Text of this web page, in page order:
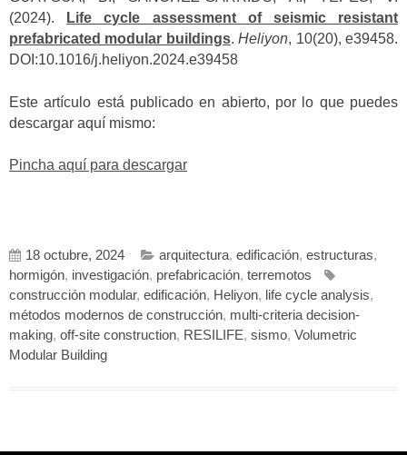
(2024).
Life cycle assessment of seismic resistant
prefabricated modular buildings.Heliyon, 10(20), e39458.
DOI:10.1016/j.heliyon.2024.e39458
Este artículo está publicado en abierto, por lo que puedes
descargar aquí mismo:
Pincha aquí para descargar
18 octubre, 2024 arquitectura, edificación, estructuras,
hormigón, investigación, prefabricación, terremotos
construcción modular, edificación, Heliyon, life cycle analysis,
métodos modernos de construcción, multi-criteria decision-
making, off-site construction, RESILIFE, sismo, Volumetric
Modular Building